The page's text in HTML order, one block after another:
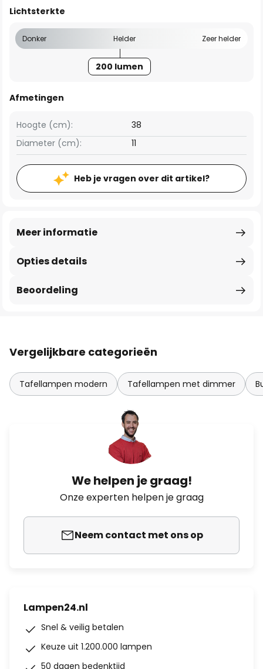
Lichtsterkte
Donker Helder Zeer helder
200 lumen
Afmetingen
Hoogte (cm):
38
Diameter (cm):
11
Heb je vragen over dit artikel?
Opties details
Meer informatie
Beoordeling
Vergelijkbare categorieën
Tafellampen modern Tafellampen met dimmer
We helpen je graag!
Onze experten helpen je graag
Neem contact met ons op
Lampen24.nl
Snel & veilig betalen
Keuze uit 1.200.000 lampen
50 dagen bedenktijd